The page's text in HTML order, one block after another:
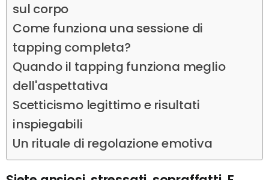
sul corpo
Come funziona una sessione di
tapping completa?
Quando il tapping funziona meglio
dell'aspettativa
Scetticismo legittimo e risultati
inspiegabili
Un rituale di regolazione emotiva